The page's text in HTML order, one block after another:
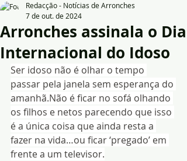
Arronches assinala o Dia
Internacional do Idoso
Redacção - Notícias de Arronches
7 de out. de 2024
Ser idoso não é olhar o tempo
passar pela janela sem esperança do
amanhã.Não é ficar no sofá olhando
os filhos e netos parecendo que isso
é a única coisa que ainda resta a
fazer na vida…ou ficar ‘pregado’ em
frente a um televisor.